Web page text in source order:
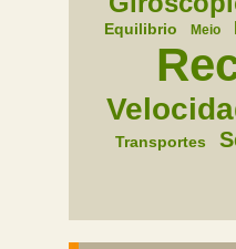
Equilibrio Meio
Transportes